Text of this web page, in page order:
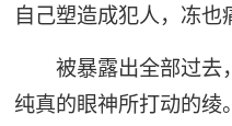
自己塑造成犯人，冻也
被暴露出全部过去
纯真的眼神所打动的绫